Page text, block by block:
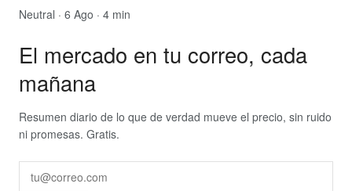
Neutral · 6 Ago · 4 min
El mercado en tu correo, cada
mañana
Resumen diario de lo que de verdad mueve el precio, sin ruido
ni promesas. Gratis.